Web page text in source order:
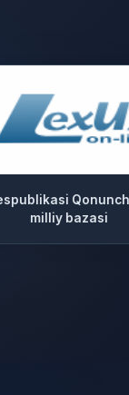
ma’lumotlari